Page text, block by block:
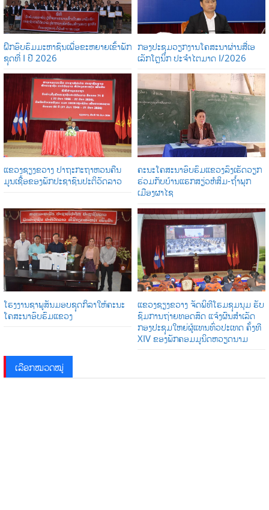
ຝຶກອົບຮົມມະຫາຊົນເພື່ອຂະຫຍາຍເຂົ້າພັກ
ຊຸດທີ່ I ປີ 2026
ກອງປະຊຸມວຽກງານໂຄສະນາຜ່ານສື່ເອ
ເລັກໂຕຼນິກ ປະຈໍາໄຕມາດ I/2026
ແຂວງຊຽງຂວາງ ປາຖະກະຖາຫວນຄືນ
ມູນເຊື້ອຂອງພັກປະຊາຊົນປະຕິວັດລາວ
ຄະນະໂຄສະນາອົບຮົມແຂວງລົງເຮັດວຽກ
ຮ່ວມກັບບ້ານແຮກສຽ່ວຫໍສິມ-ຖໍ້າພຸກ
ເມືອງຜາໄຊ
ໂຮງງານຊາພູສັນມອບຊຸດກິລາໃຫ້ຄະນະ
ໂຄສະນາອົບຮົມແຂວງ
ແຂວງຊຽງຂວາງ ຈັດພິທີໂຮມຊຸມນຸມ ຮັບ
ຊົມການຖ່າຍທອດສົດ ແຈ້ງຜົນສໍາເລັດ
ກອງປະຊຸມໃຫຍ່ຜູ້ແທນທົ່ວປະເທດ ຄັ້ງທີ
XIV ຂອງພັກຄອມມູນິດຫວຽດນາມ
ເລືອກໝວດໝູ່